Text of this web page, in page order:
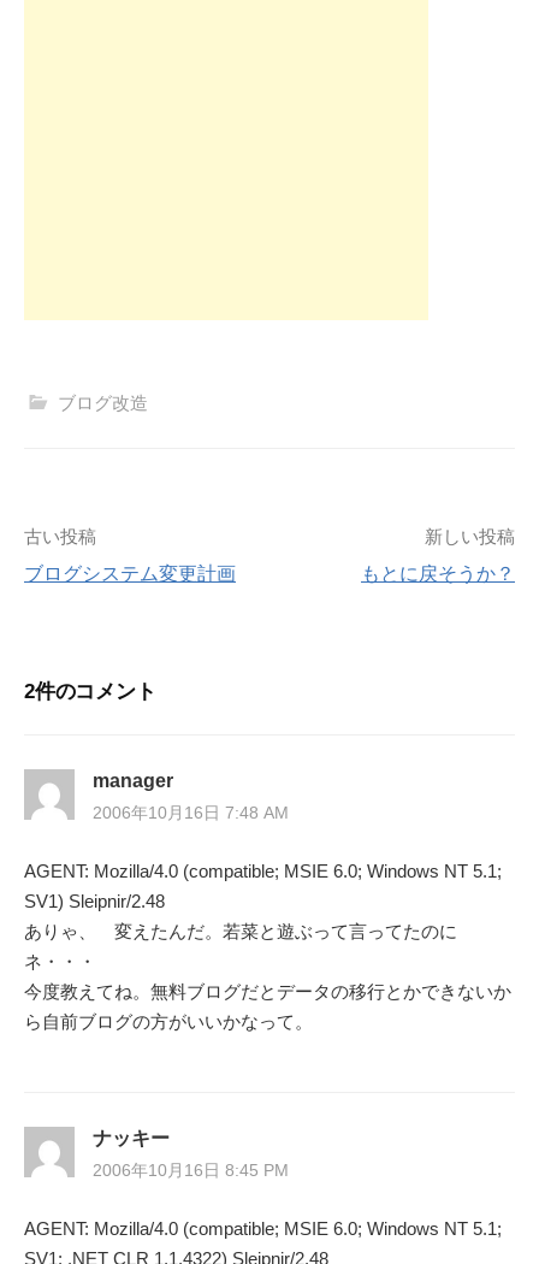
ブログ改造
投
ビ
ゲ
ー
シ
ョ
ン
古い投稿
ブログシステム変更計画
新しい投稿
もとに戻そうか？
2件のコメント
manager
2006年10月16日 7:48 AM
AGENT: Mozilla/4.0 (compatible; MSIE 6.0; Windows NT 5.1;
SV1) Sleipnir/2.48
ありゃ、 変えたんだ。若菜と遊ぶって言ってたのに
ネ・・・
今度教えてね。無料ブログだとデータの移行とかできないか
ら自前ブログの方がいいかなって。
ナッキー
2006年10月16日 8:45 PM
AGENT: Mozilla/4.0 (compatible; MSIE 6.0; Windows NT 5.1;
SV1; .NET CLR 1.1.4322) Sleipnir/2.48